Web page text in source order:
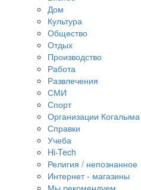
Дом
Культура
Общество
Отдых
Производство
Работа
Развлечения
СМИ
Спорт
Организации Когалыма
Справки
Учеба
Hi-Tech
Религия / непознанное
Интернет - магазины
Мы рекомендуем